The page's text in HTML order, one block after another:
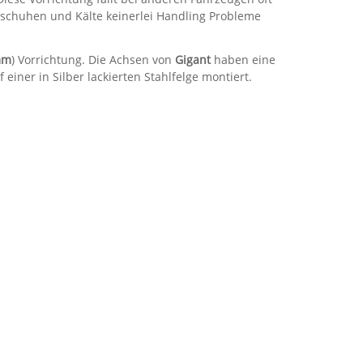
und Kälte keinerlei Handling Probleme
) Vorrichtung. Die Achsen von Giganthaben eine
einer in Silber lackierten Stahlfelge montiert.